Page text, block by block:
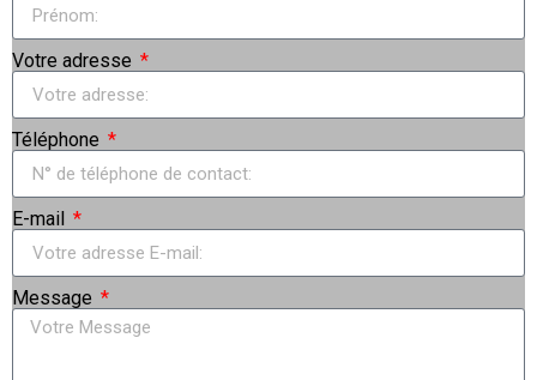
Votre adresse
Téléphone
E-mail
Message